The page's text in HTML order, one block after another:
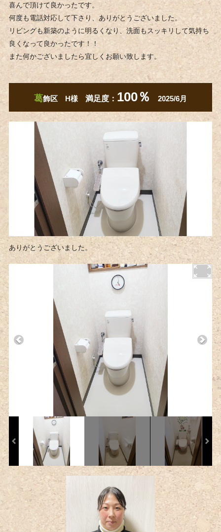
喜んで頂けて良かったです。
何度も電話対応して下さり、ありがとうございました。
リビングも新築のように明るくなり、洗面もスッキリして気持ち
良くなって良かったです！！
また何かございましたら宜しくお願い致します。
葛飾区 H様 満足度： 100％ 2025/6月
ありがとうございました。